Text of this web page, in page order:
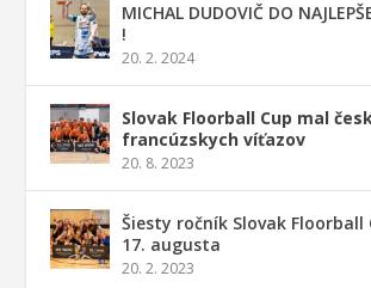
MICHAL DUDOVIČ DO
!
20. 2. 2024
Slovak Floorball Cup mal
francúzskych víťazov
20. 8. 2023
Šiesty ročník Slovak Floorball
17. augusta
20. 2. 2023